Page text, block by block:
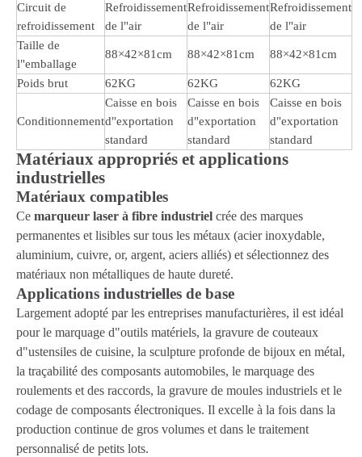
Circuit de
refroidissement
Refroidissement
de l"air
Refroidissement
de l"air
Refroidissement
de l"air
Taille de
l"emballage
88×42×81cm 88×42×81cm 88×42×81cm
Poids brut 62KG 62KG 62KG
Conditionnement
Caisse en bois
d"exportation
standard
Caisse en bois
d"exportation
standard
Caisse en bois
d"exportation
standard
Matériaux appropriés et applications
industrielles
Matériaux compatibles
Ce marqueur laser à fibre industriel crée des marques
permanentes et lisibles sur tous les métaux (acier inoxydable,
aluminium, cuivre, or, argent, aciers alliés) et sélectionnez des
matériaux non métalliques de haute dureté.
Applications industrielles de base
Largement adopté par les entreprises manufacturières, il est idéal
pour le marquage d"outils matériels, la gravure de couteaux
d"ustensiles de cuisine, la sculpture profonde de bijoux en métal,
la traçabilité des composants automobiles, le marquage des
roulements et des raccords, la gravure de moules industriels et le
codage de composants électroniques. Il excelle à la fois dans la
production continue de gros volumes et dans le traitement
personnalisé de petits lots.